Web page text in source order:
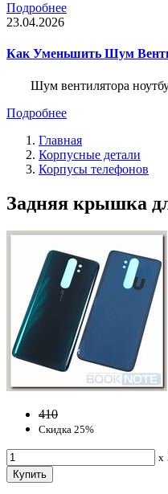
Подробнее
23.04.2026
Как Уменьшить Шум
Шум вентилятора
Подробнее
Главная
Корпусные детали
Корпусы телефонов
Задняя крышка
410
Скидка 25%
x